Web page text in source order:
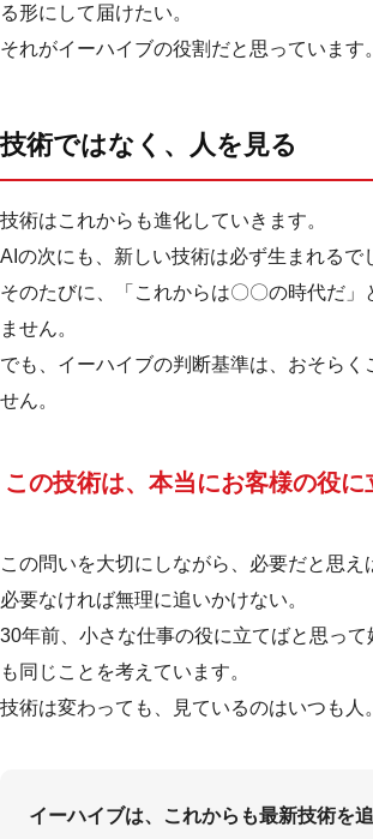
る形にして届けたい。
それがイーハイブの役割だと思っています。
技術ではなく、人を見る
技術はこれからも進化していきます。
AIの次にも、新しい技術は必ず生まれるで
そのたびに、「これからは〇〇の時代だ」
ません。
でも、イーハイブの判断基準は、おそらく
せん。
この技術は、本当にお客様の役に
この問いを大切にしながら、必要だと思え
必要なければ無理に追いかけない。
30年前、小さな仕事の役に立てばと思って
も同じことを考えています。
技術は変わっても、見ているのはいつも人。
イーハイブは、これからも最新技術を